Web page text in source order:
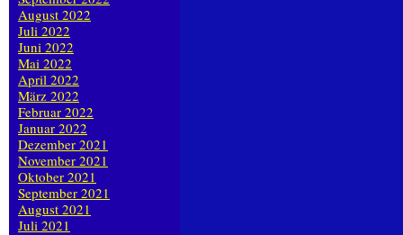
August 2022
Juli 2022
Juni 2022
Mai 2022
April 2022
März 2022
Februar 2022
Januar 2022
Dezember 2021
November 2021
Oktober 2021
September 2021
August 2021
Juli 2021